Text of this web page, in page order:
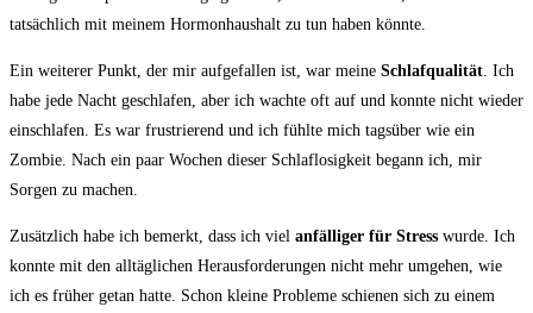
tatsächlich mit meinem ‍Hormonhaushalt⁤ zu ‌tun haben könnte.
Ein weiterer Punkt,⁢ der mir aufgefallen ist, war‍ meine Schlafqualität . Ich
habe jede ​Nacht geschlafen, aber ich wachte oft auf und konnte ‌nicht wieder
einschlafen. Es war frustrierend und⁢ ich fühlte mich tagsüber wie ein
Zombie. Nach ein paar⁣ Wochen dieser Schlaflosigkeit begann ich, mir
Sorgen zu machen.
Zusätzlich habe ich bemerkt,⁣ dass ⁢ich viel anfälliger ⁣für Stress ‍wurde. Ich
konnte ⁢mit den ⁤alltäglichen Herausforderungen nicht ​mehr‍ umgehen, ‌wie
ich es​ früher getan hatte. Schon⁣ kleine⁣ Probleme schienen sich ⁤zu einem